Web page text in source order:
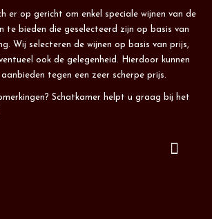
er op gericht om enkel speciale wijnen van de
te bieden die geselecteerd zijn op basis van
Wij selecteren de wijnen op basis van prijs,
ook de gelegenheid. Hierdoor kunnen
tegen een zeer scherpe prijs.
Schatkamer helpt u graag bij het